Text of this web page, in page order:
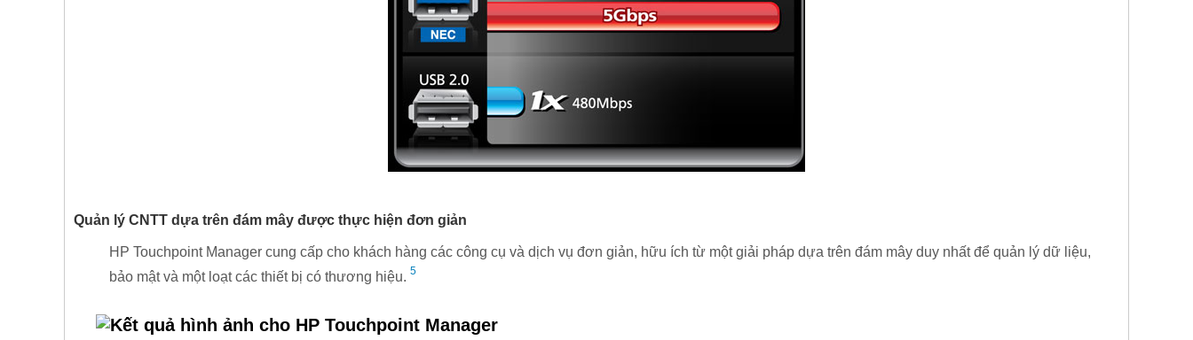
Quản lý CNTT dựa trên đám mây được thực hiện đơn giản
HP Touchpoint Manager cung cấp cho khách hàng các công cụ và dịch vụ đơn giản, hữu ích từ một giải pháp dựa trên đám mây duy nhất để quản lý dữ liệu,
bảo mật và một loạt các thiết bị có thương hiệu. 5